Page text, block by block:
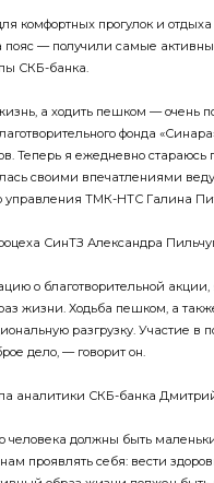
комфортных прогулок и
пояс — получили самые
СКБ-банка.
а ходить пешком — очень
фонда
Теперь я ежедневно стараюсь
своими впечатлениями
управления ТМК-НТС Галина
СинТЗ Александра
о благотворительной акции,
жизни. Ходьба пешком, а
разгрузку. Участие в
дело, — говорит он.
аналитики СКБ-банка
должны быть
проявлять себя: вести